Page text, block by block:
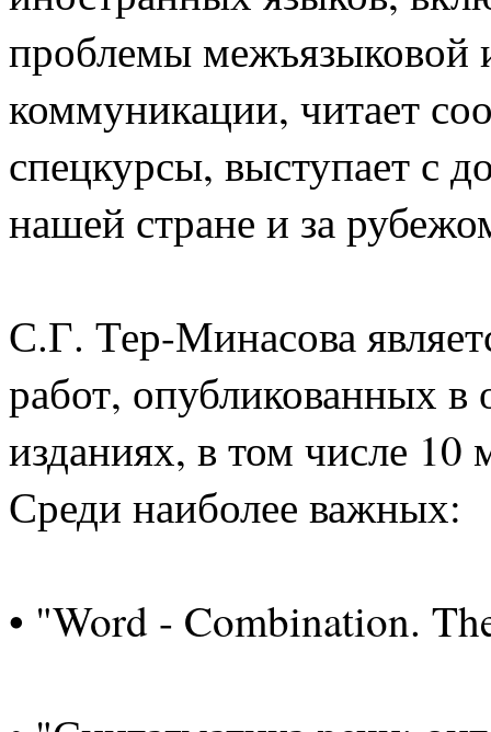
проблемы межъязыковой
коммуникации, читает
спецкурсы, выступает с
нашей стране и за
С.Г. Тер-Минасова
работ, опубликованных в
изданиях, в том числе
Среди наиболее важных:
• "Word - Combination.